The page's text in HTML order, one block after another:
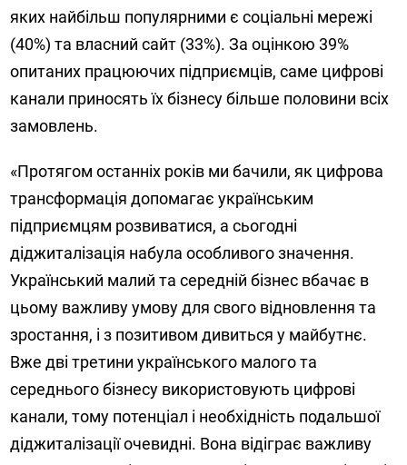
яких найбільш популярними є соціальні мережі
(40%) та власний сайт (33%). За оцінкою 39%
опитаних працюючих підприємців, саме цифрові
канали приносять їх бізнесу більше половини всіх
замовлень.
«Протягом останніх років ми бачили, як цифрова
трансформація допомагає українським
підприємцям розвиватися, а сьогодні
діджиталізація набула особливого значення.
Український малий та середній бізнес вбачає в
цьому важливу умову для свого відновлення та
зростання, і з позитивом дивиться у майбутнє.
Вже дві третини українського малого та
середнього бізнесу використовують цифрові
канали, тому потенціал і необхідність подальшої
діджиталізації очевидні. Вона відіграє важливу